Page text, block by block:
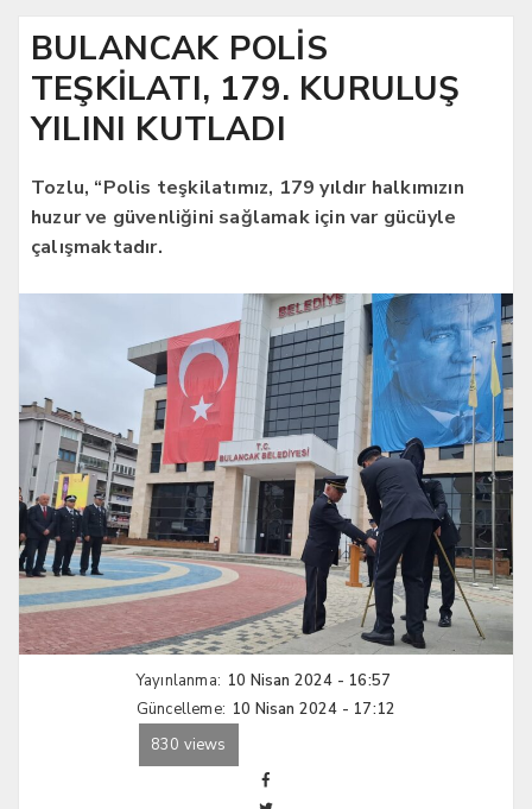
BULANCAK POLİS
TEŞKİLATI, 179. KURULUŞ
YILINI KUTLADI
Tozlu, “Polis teşkilatımız, 179 yıldır halkımızın
huzur ve güvenliğini sağlamak için var gücüyle
çalışmaktadır.
Yayınlanma: 10 Nisan 2024 - 16:57
Güncelleme: 10 Nisan 2024 - 17:12
830 views